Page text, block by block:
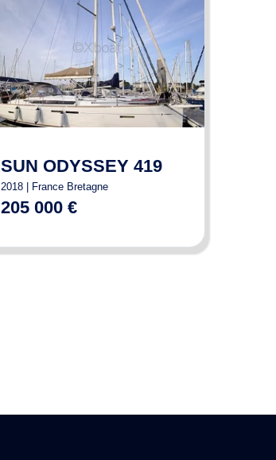
SUN ODYSSEY 419
2018 | France Bretagne
205 000 €